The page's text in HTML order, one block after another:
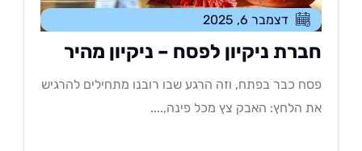
דצמבר 6, 2025
ניקיון לפסח – ניקיון מהיר
כבר בפתח, וזה הרגע שבו רובנו מתחילים להרגיש
הלחץ: האבק צץ מכל פינה,....